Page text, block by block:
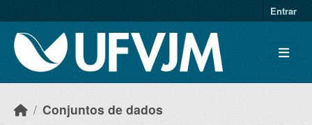
Entrar
Conjuntos de dados